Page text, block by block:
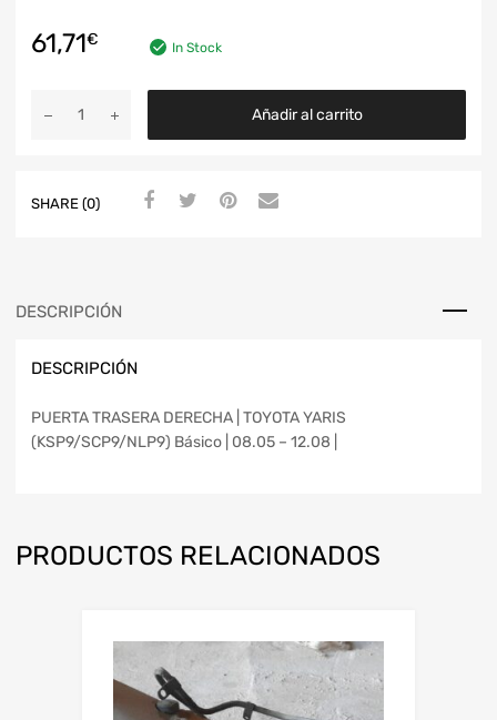
61,71€ In Stock
Añadir al carrito
SHARE (0)
DESCRIPCIÓN
DESCRIPCIÓN
PUERTA TRASERA DERECHA | TOYOTA YARIS
(KSP9/SCP9/NLP9) Básico | 08.05 – 12.08 |
PRODUCTOS RELACIONADOS